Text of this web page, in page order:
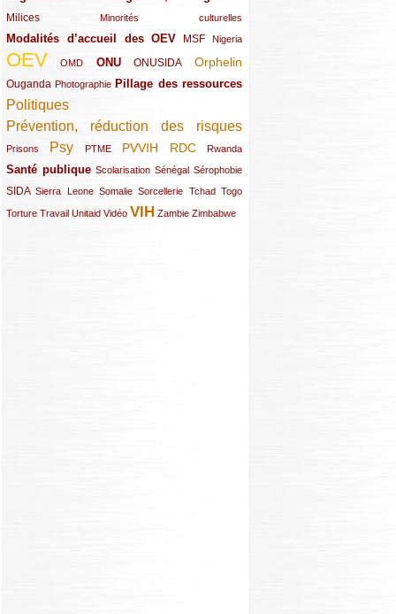
Milices
(34/289) Minorités culturelles
(15/289)
Modalités d’accueil des OEV
(58/289) MSF
(54/289) Nigeria
(27/289)
OEV
(269/289) OMD
(26/289) ONU
(58/289) ONUSIDA
(44/289) Orphelin
(112/289)
Ouganda
(29/289) Photographie
(27/289) Pillage des ressources
(77/289)
Politiques
(120/289)
Prévention, réduction des risques
(131/289)
Prisons
(22/289) Psy
(119/289) PTME
(12/289) PVVIH
(111/289) RDC
(104/289) Rwanda
(23/289)
Santé publique
(59/289) Scolarisation
(9/289) Sénégal
(13/289) Sérophobie
(19/289)
SIDA
(29/289)Sierra Leone
(13/289) Somalie
(12/289) Sorcellerie
(19/289) Tchad
(10/289) Togo
(15/289)
Torture
(17/289)Travail
(21/289) Unitaid
(26/289) Vidéo
(23/289) VIH
(154/289) Zambie
(12/289) Zimbabwe
(21/289)